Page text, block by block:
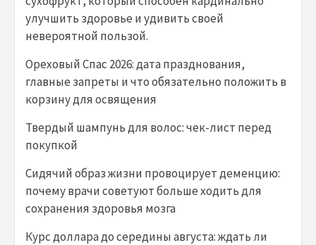
улучшить здоровье и удивить своей
невероятной пользой.
Ореховый Спас 2026: дата празднования,
главные запреты и что обязательно положить в
корзину для освящения
Твердый шампунь для волос: чек-лист перед
покупкой
Сидячий образ жизни провоцирует деменцию:
почему врачи советуют больше ходить для
сохранения здоровья мозга
Курс доллара до середины августа: ждать ли